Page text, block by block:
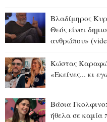
Αύγουστος 07,
Δημόσιες
ειδικότητες
για το
Αύγουστος 07,
η γηραιότερη
έκανε wing walk
Βλαδίμηρος
Θεός είναι
ανθρώπου»
Κώστας
«Εκείνες... κι
Βάσια
ήθελα σε καμία